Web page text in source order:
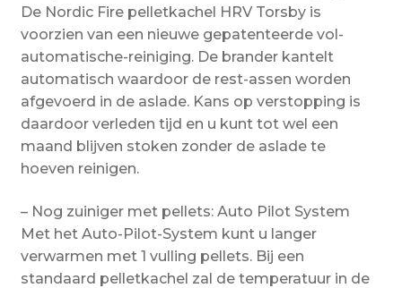
De Nordic Fire pelletkachel HRV Torsby is
voorzien van een nieuwe gepatenteerde vol-
automatische-reiniging. De brander kantelt
automatisch waardoor de rest-assen worden
afgevoerd in de aslade. Kans op verstopping is
daardoor verleden tijd en u kunt tot wel een
maand blijven stoken zonder de aslade te
hoeven reinigen.
– Nog zuiniger met pellets: Auto Pilot System
Met het Auto-Pilot-System kunt u langer
verwarmen met 1 vulling pellets. Bij een
standaard pelletkachel zal de temperatuur in de